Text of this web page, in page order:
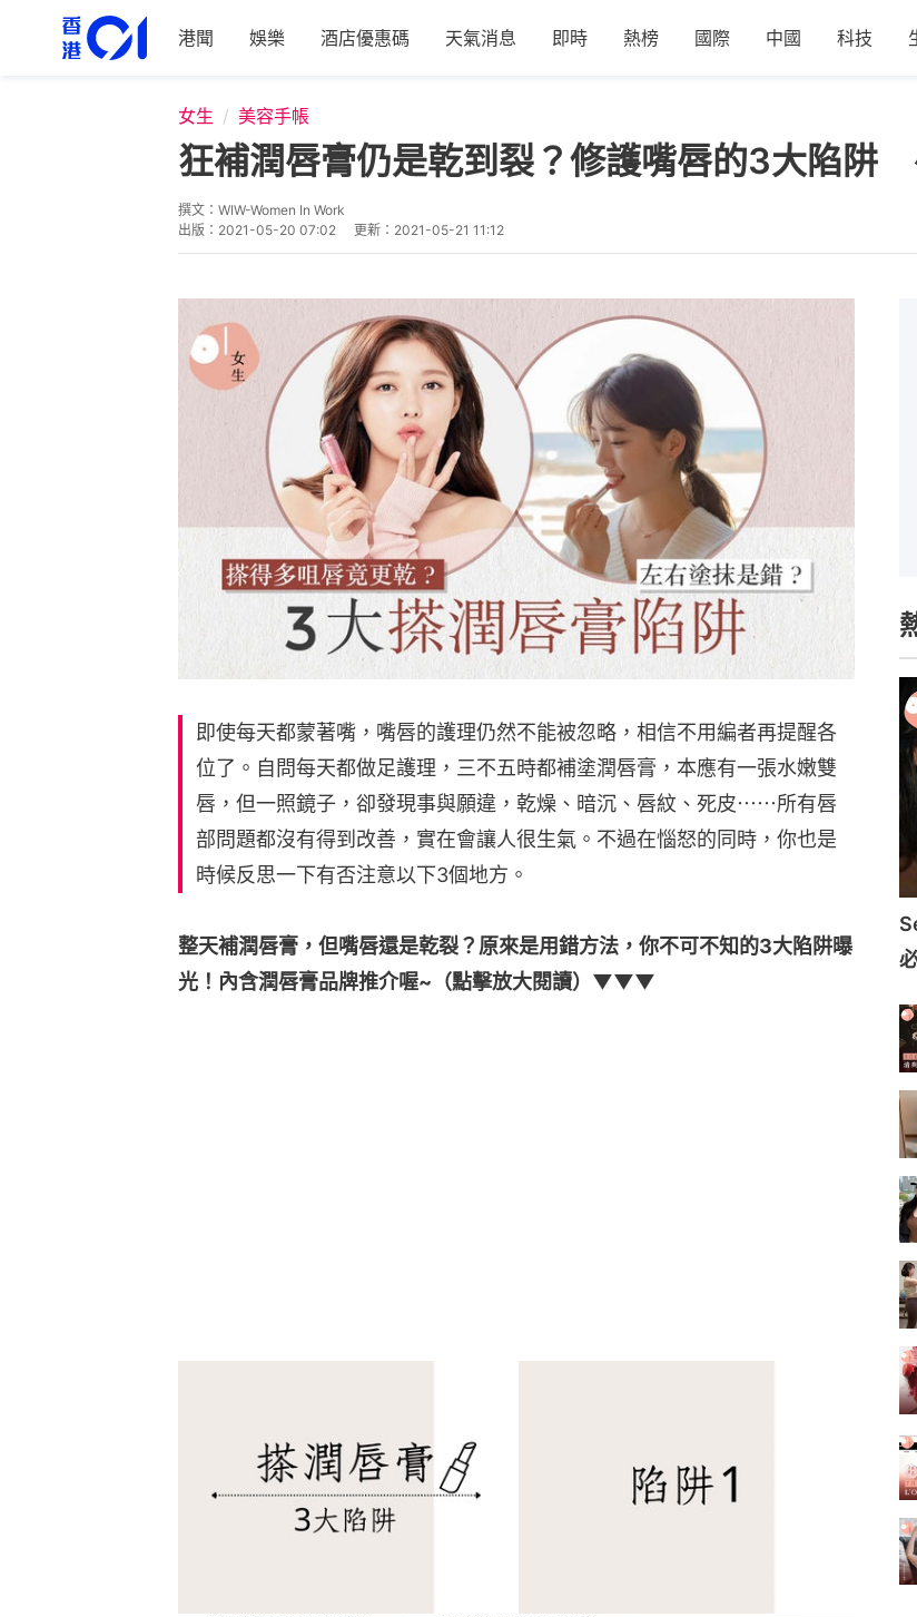
港聞 娛樂 酒店優惠碼 天氣消息 即時 熱榜 國際 中國 科技
女生 美容手帳
狂補潤唇膏仍是乾到裂？修護嘴唇的3大陷阱
撰文： WIW-Women In Work
出版： 2021-05-20 07:02 更新： 2021-05-21 11:12
即使每天都蒙著嘴，嘴唇的護理仍然不能被忽略，相信不用編者再提醒各
位了。自問每天都做足護理，三不五時都補塗潤唇膏，本應有一張水嫩雙
唇，但一照鏡子，卻發現事與願違，乾燥、暗沉、唇紋、死皮⋯⋯所有唇
部問題都沒有得到改善，實在會讓人很生氣。不過在惱怒的同時，你也是
時候反思一下有否注意以下3個地方。
整天補潤唇膏，但嘴唇還是乾裂？原來是用錯方法，你不可不知的3大陷阱曝
光！內含潤唇膏品牌推介喔~（點擊放大閱讀）▼▼▼